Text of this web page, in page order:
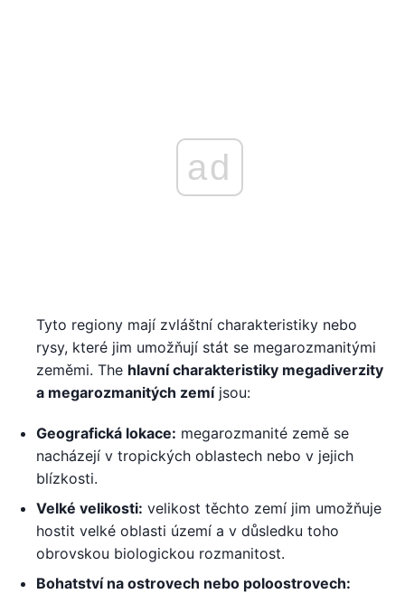
ad
Tyto regiony mají zvláštní charakteristiky nebo
rysy, které jim umožňují stát se megarozmanitými
zeměmi. The hlavní charakteristiky megadiverzity
a megarozmanitých zemíjsou:
Geografická lokace: megarozmanité země se
nacházejí v tropických oblastech nebo v jejich
blízkosti.
Velké velikosti: velikost těchto zemí jim umožňuje
hostit velké oblasti území a v důsledku toho
obrovskou biologickou rozmanitost.
Bohatství na ostrovech nebo poloostrovech: